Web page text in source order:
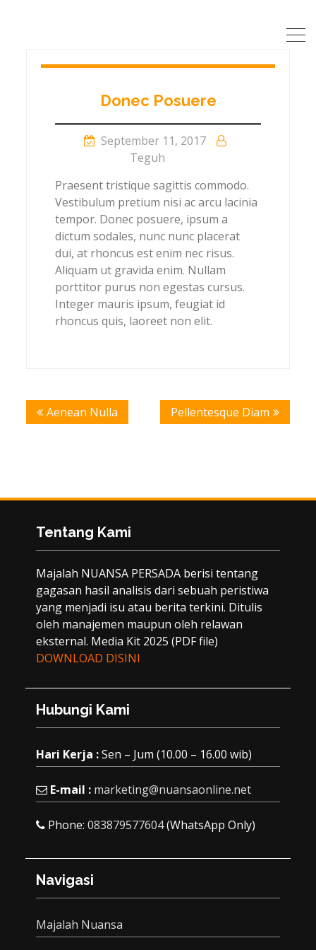
Donec Posuere
September 11, 2017
Teguh
Praesent tristique sagittis commodo.
Vestibulum pretium nisi ac arcu lacinia
tempor. Donec posuere, ipsum a
dictum sodales, nunc nunc placerat
dui, at rhoncus est enim nec risus.
Aliquam ut gravida enim. Nullam
porttitor purus non egestas cursus.
Integer mauris ipsum, feugiat id
rhoncus quis, laoreet non elit.
Post
navigation
Aenean Nulla Pellentesque Diam
Tentang Kami
Majalah NUANSA PERSADA berisi tentang
gagasan hasil analisis dari sebuah peristiwa
yang menjadi isu atau berita terkini. Ditulis
oleh manajemen maupun oleh relawan
eksternal. Media Kit 2025 (PDF file)
DOWNLOAD DISINI
Hubungi Kami
Hari Kerja :Sen – Jum (10.00 – 16.00 wib)
E-mail : marketing@nuansaonline.net
Phone: 083879577604(WhatsApp Only)
Navigasi
Majalah Nuansa